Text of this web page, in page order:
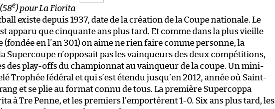
e) pour La Fiorita
existe depuis 1937, date de la création de la Coupe nationale. Le
apparu que cinquante ans plus tard. Et comme dans la plus vieille
en l’an 301) on aime ne rien faire comme personne, la
Supercoupe n’opposait pas les vainqueurs des deux compétitions,
des play-offs du championnat au vainqueur de la coupe. Un mini-
Trophée fédéral et qui s’est étendu jusqu’en 2012, année où Saint-
et se plie au format connu de tous. La première Supercoppa
à Tre Penne, et les premiers l’emportèrent 1-0. Six ans plus tard, les